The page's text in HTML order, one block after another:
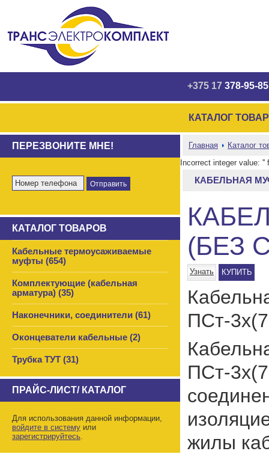
+375 17 378-95-85
КАТАЛОГ
ПЕРЕЗВОНИТЕ МНЕ!
КАТАЛОГ ТОВАРОВ
Кабельные термоусаживаемые
муфты (654)
Комплектующие (кабельная
арматура) (35)
Наконечники, соединители (61)
Оконцеватели кабельные (2)
Трубка ТУТ (31)
ПРАЙС-ЛИСТ/ КАТАЛОГ
Для использования данной информации,
войдите в систему или
зарегистрируйтесь.
Главная
Каталог
Incorrect integer value:
КАБЕЛЬНАЯ
(БЕЗ
Узнать КУПИТЬ
ПСт-
ПСт-
жилы